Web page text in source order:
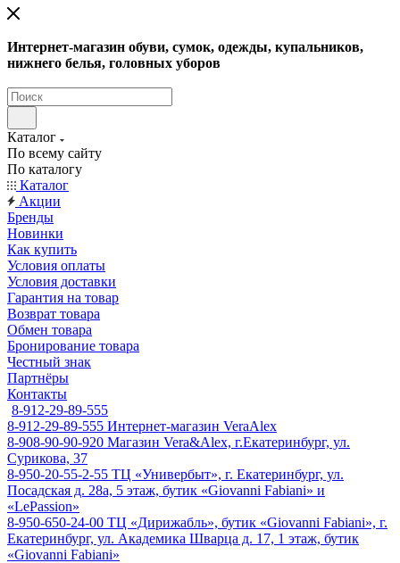
Интернет-магазин обуви, сумок, одежды, купальников,
нижнего белья, головных уборов
Каталог
По всему сайту
По каталогу
Каталог
Акции
Бренды
Новинки
Как купить
Условия оплаты
Условия доставки
Гарантия на товар
Возврат товара
Обмен товара
Бронирование товара
Честный знак
Партнёры
Контакты
8-912-29-89-555
8-912-29-89-555 Интернет-магазин VeraAlex
8-908-90-90-920 Магазин Vera&Alex, г.Екатеринбург, ул.
Сурикова, 37
8-950-20-55-2-55 ТЦ «Универбыт», г. Екатеринбург, ул.
Посадская д. 28а, 5 этаж, бутик «Giovanni Fabiani» и
«LePassion»
8-950-650-24-00 ТЦ «Дирижабль», бутик «Giovanni Fabiani», г.
Екатеринбург, ул. Академика Шварца д. 17, 1 этаж, бутик
«Giovanni Fabiani»